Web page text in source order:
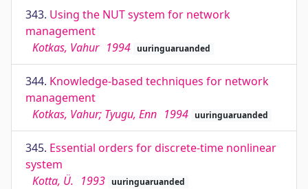
343. Using the NUT system for network
management
Kotkas, Vahur 1994 uuringuaruanded
344. Knowledge-based techniques for network
management
Kotkas, Vahur; Tyugu, Enn 1994 uuringuaruanded
345. Essential orders for discrete-time nonlinear
system
Kotta, Ü. 1993 uuringuaruanded